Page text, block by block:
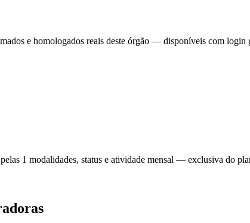
e homologados reais deste órgão — disponíveis com login
1 modalidades, status e atividade mensal — exclusiva do